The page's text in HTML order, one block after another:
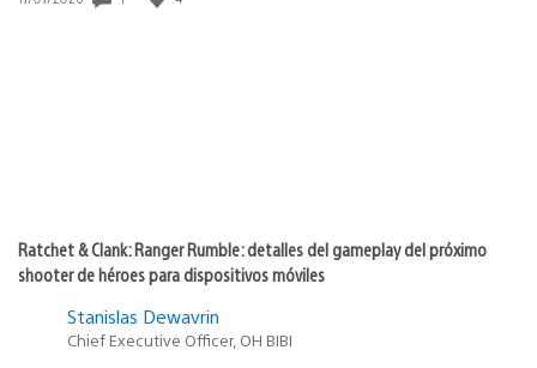
Ratchet & Clank: Ranger Rumble: detalles del gameplay del próximo
shooter de héroes para dispositivos móviles
Stanislas Dewavrin
Chief Executive Officer, OH BIBI